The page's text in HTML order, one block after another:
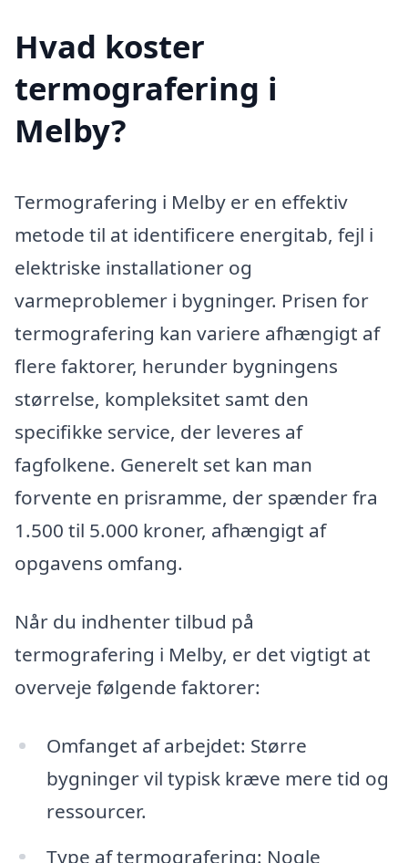
Hvad koster
termografering i
Melby?
Termografering i Melby er en effektiv
metode til at identificere energitab, fejl i
elektriske installationer og
varmeproblemer i bygninger. Prisen for
termografering kan variere afhængigt af
flere faktorer, herunder bygningens
størrelse, kompleksitet samt den
specifikke service, der leveres af
fagfolkene. Generelt set kan man
forvente en prisramme, der spænder fra
1.500 til 5.000 kroner, afhængigt af
opgavens omfang.
Når du indhenter tilbud på
termografering i Melby, er det vigtigt at
overveje følgende faktorer:
Omfanget af arbejdet: Større
bygninger vil typisk kræve mere tid og
ressourcer.
Type af termografering: Nogle